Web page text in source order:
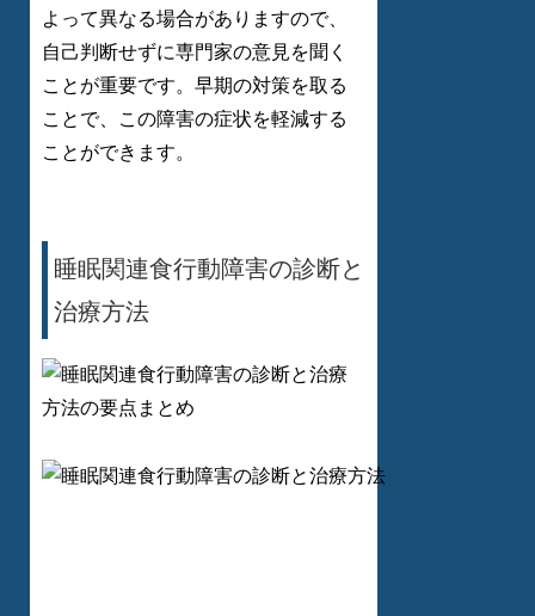
よって異なる場合がありますので、
自己判断せずに専門家の意見を聞く
ことが重要です。早期の対策を取る
ことで、この障害の症状を軽減する
ことができます。
睡眠関連食行動障害の診断と
治療方法